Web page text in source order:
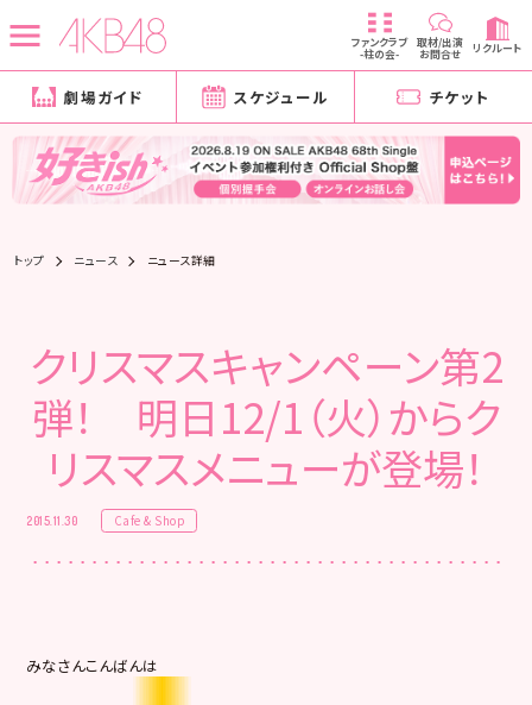
ファンクラブ
-柱の会-
取材/出演
お問合せ リクルート
劇場ガイド スケジュール チケット
トップ ニュース ニュース詳細
クリスマスキャンペーン第2
弾！ 明日12/1（火）からク
リスマスメニューが登場！
2015.11.30 Cafe & Shop
みなさんこんばんは